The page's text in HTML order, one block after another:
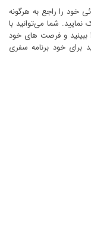
خود را راجع به هرگونه
شما می‌توانید با
ببینید و فرصت های خود
برای خود برنامه سفری